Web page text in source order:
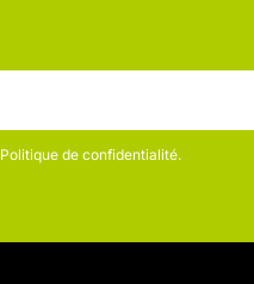
Politique de confidentialité.